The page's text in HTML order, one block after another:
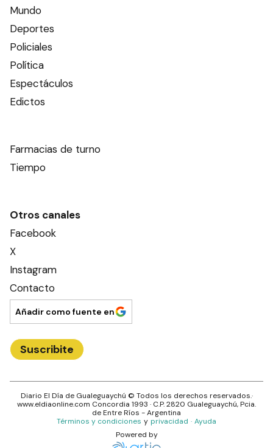
Mundo
Deportes
Policiales
Política
Espectáculos
Edictos
Farmacias de turno
Tiempo
Otros canales
Facebook
X
Instagram
Contacto
Añadir como fuente en
Suscribite
Diario El Día de Gualeguaychú © Todos los derechos reservados.·
www.eldiaonline.com Concordia 1993 · C.P.2820 Gualeguaychú, Pcia.
deEntre Ríos - Argentina
Términos y condiciones y privacidad · Ayuda
Powered by